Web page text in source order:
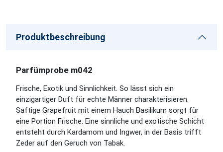
Produktbeschreibung
Parfümprobe m042
Frische, Exotik und Sinnlichkeit. So lässt sich ein
einzigartiger Duft für echte Männer charakterisieren.
Saftige Grapefruit mit einem Hauch Basilikum sorgt für
eine Portion Frische. Eine sinnliche und exotische Schicht
entsteht durch Kardamom und Ingwer, in der Basis trifft
Zeder auf den Geruch von Tabak.